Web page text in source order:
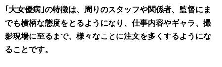
｢大女優病｣の特徴は、周りのスタッフや関係者、監督にま
でも横柄な態度をとるようになり、仕事内容やギャラ、撮
影現場に至るまで、様々なことに注文を多くするようにな
ることです。